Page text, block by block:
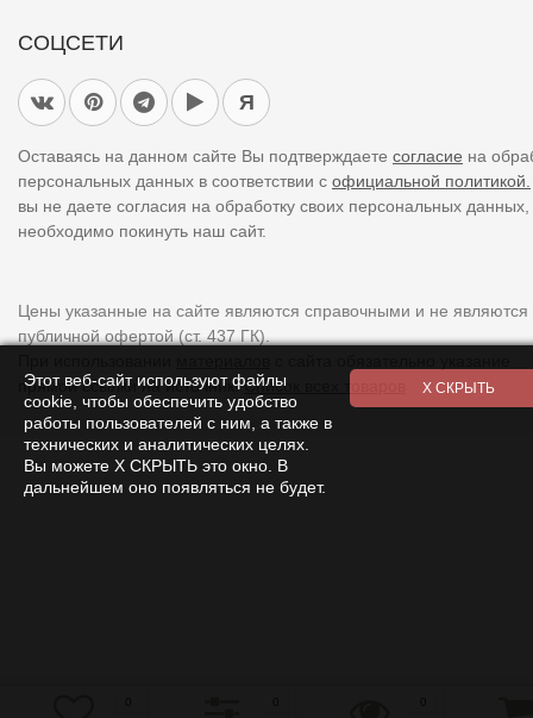
СОЦСЕТИ
Я
Оставаясь на данном сайте Вы подтверждаете согласие на
персональных данных в соответствии с официальной политикой.
вы не даете согласия на обработку своих персональных
необходимо покинуть наш сайт.
Цены указанные на сайте являются справочными и не являются
публичной офертой (ст. 437 ГК).
прямой ссылки на источник.Список всех товаров
Этот веб-сайт используют файлы
cookie, чтобы обеспечить удобство
работы пользователей с ним, а также в
технических и аналитических целях.
Вы можете Х СКРЫТЬ это окно. В
дальнейшем оно появляться не будет.